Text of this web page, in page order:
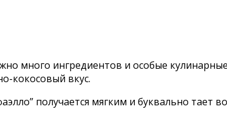
много ингредиентов и особые
кокосовый вкус.
получается мягким и буквально тает